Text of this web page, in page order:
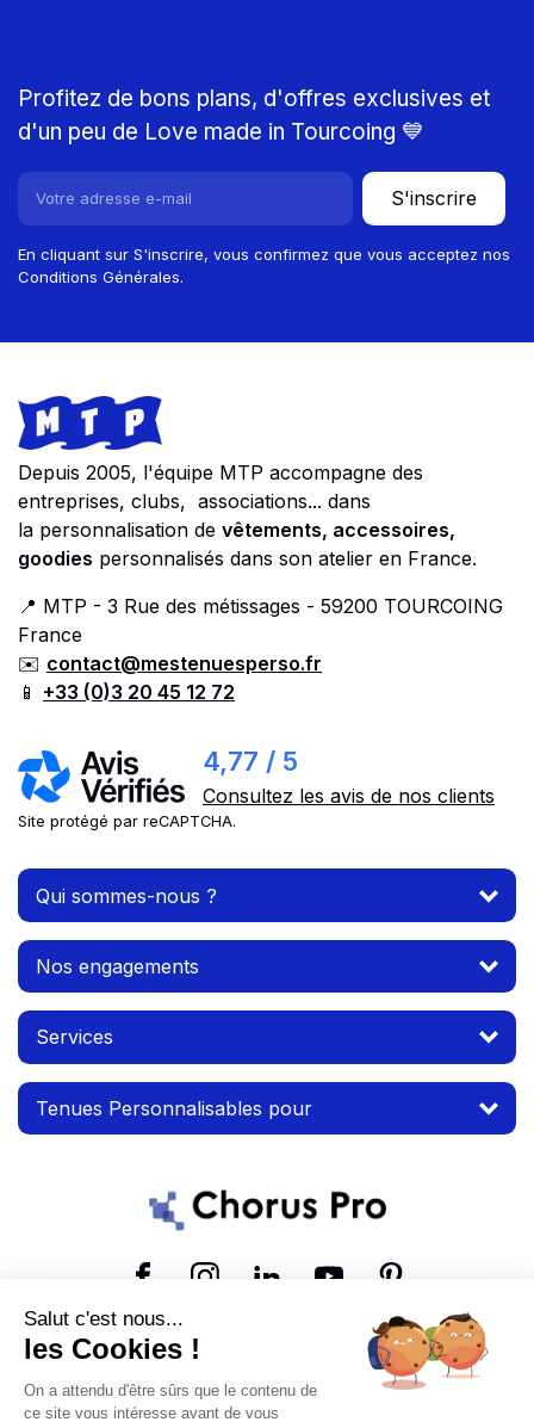
Profitez de bons plans, d'offres exclusives et
d'un peu de Love made in Tourcoing 💙
S'inscrire
En cliquant sur S'inscrire, vous confirmez que vous acceptez nos
Conditions Générales.
Footer
Store information
Depuis 2005, l'équipe MTP accompagne des
entreprises, clubs, associations... dans
la personnalisation de vêtements, accessoires,
goodies personnalisés dans son atelier en France.
📍 MTP - 3 Rue des métissages - 59200 TOURCOING
France
✉️ contact@mestenuesperso.fr
📱 +33 (0)3 20 45 12 72
4,77 / 5
Consultez les avis de nos clients
Site protégé par reCAPTCHA.
Qui sommes-nous ?
Nos engagements
Services
Tenues Personnalisables pour
© 2026 MTP. Tous droits réservés.
Conditions d'utilisation Mentions légales
Salut c'est nous...
les Cookies !
On a attendu d'être sûrs que le contenu de
ce site vous intéresse avant de vous